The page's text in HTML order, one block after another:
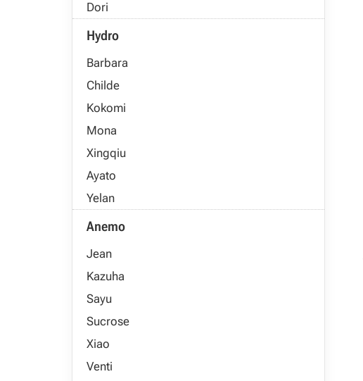
Dori
Hydro
Barbara
Childe
Kokomi
Mona
Xingqiu
Ayato
Yelan
Anemo
Jean
Kazuha
Sayu
Sucrose
Xiao
Venti